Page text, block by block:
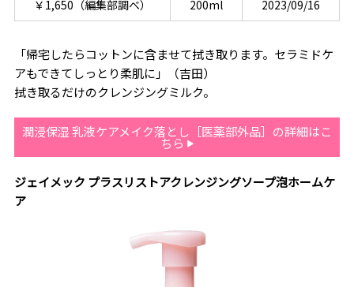
￥1,650（編集部調べ）
200ml 2023/09/16
「帰宅したらコットンに含ませて拭き取ります。セラミドケ
アもできてしっとり柔肌に」（吉田）
拭き取るだけのクレンジングミルク。
潤浸保湿 乳液ケアメイク落とし［医薬部外品］の詳細はこ
ちら
ジェイメック プラスリストアクレンジングソープ泡ホームケ
ア